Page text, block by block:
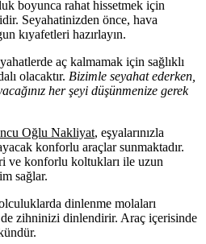
boyunca rahat hissetmek için
Seyahatinizden önce, hava
kıyafetleri hazırlayın.
aç kalmamak için sağlıklı
olacaktır. Bizimle seyahat ederken,
her şeyi düşünmenize gerek
Oğlu Nakliyat, eşyalarınızla
konforlu araçlar sunmaktadır.
ve konforlu koltukları ile uzun
sağlar.
dinlenme molaları
zihninizi dinlendirir. Araç içerisinde